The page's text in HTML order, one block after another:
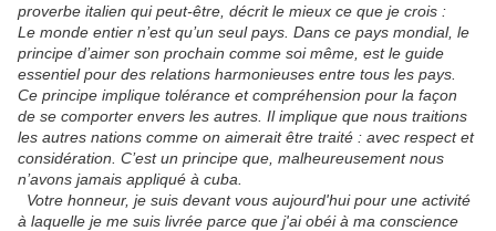
proverbe italien qui peut-être, décrit le mieux ce que je crois :
Le monde entier n’est qu’un seul pays. Dans ce pays mondial, le
principe d’aimer son prochain comme soi même, est le guide
essentiel pour des relations harmonieuses entre tous les pays.
Ce principe implique tolérance et compréhension pour la façon
de se comporter envers les autres. Il implique que nous traitions
les autres nations comme on aimerait être traité : avec respect et
considération. C’est un principe que, malheureusement nous
n’avons jamais appliqué à cuba.
Votre honneur, je suis devant vous aujourd'hui pour une activité
à laquelle je me suis livrée parce que j'ai obéi à ma conscience